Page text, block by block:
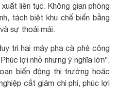
liên tục. Không gian phòng
tách biệt khu chế biến bằng
sự thoải mái.
trì hai máy pha cà phê công
lợi nhỏ nhưng ý nghĩa lớn”,
biến động thị trường hoặc
cắt giảm chi phí, phúc lợi